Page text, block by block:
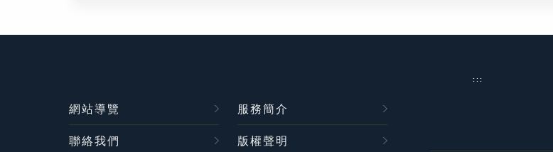
:::
網站導覽 服務簡介
聯絡我們 版權聲明